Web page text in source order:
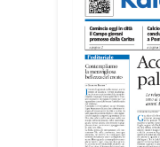
organizzativa.
I giovani
realtà del
anziani e
nelle attività
centri di